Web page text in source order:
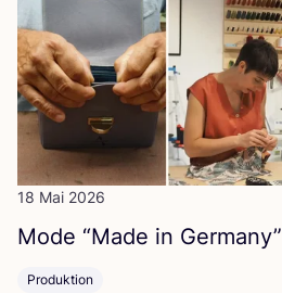
18 Mai 2026
Mode “Made in Germany”
Produktion